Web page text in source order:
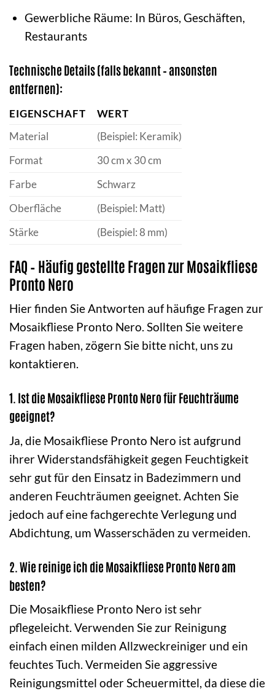
Gewerbliche Räume: In Büros, Geschäften,
Restaurants
Technische Details (falls bekannt – ansonsten
entfernen):
EIGENSCHAFT
WERT
Material
(Beispiel: Keramik)
Format
30 cm x 30 cm
Farbe
Schwarz
Oberfläche
(Beispiel: Matt)
Stärke
(Beispiel: 8 mm)
FAQ – Häufig gestellte Fragen zur Mosaikfliese
Pronto Nero
Hier finden Sie Antworten auf häufige Fragen zur
Mosaikfliese Pronto Nero. Sollten Sie weitere
Fragen haben, zögern Sie bitte nicht, uns zu
kontaktieren.
1. Ist die Mosaikfliese Pronto Nero für Feuchträume
geeignet?
Ja, die Mosaikfliese Pronto Nero ist aufgrund
ihrer Widerstandsfähigkeit gegen Feuchtigkeit
sehr gut für den Einsatz in Badezimmern und
anderen Feuchträumen geeignet. Achten Sie
jedoch auf eine fachgerechte Verlegung und
Abdichtung, um Wasserschäden zu vermeiden.
2. Wie reinige ich die Mosaikfliese Pronto Nero am
besten?
Die Mosaikfliese Pronto Nero ist sehr
pflegeleicht. Verwenden Sie zur Reinigung
einfach einen milden Allzweckreiniger und ein
feuchtes Tuch. Vermeiden Sie aggressive
Reinigungsmittel oder Scheuermittel, da diese die